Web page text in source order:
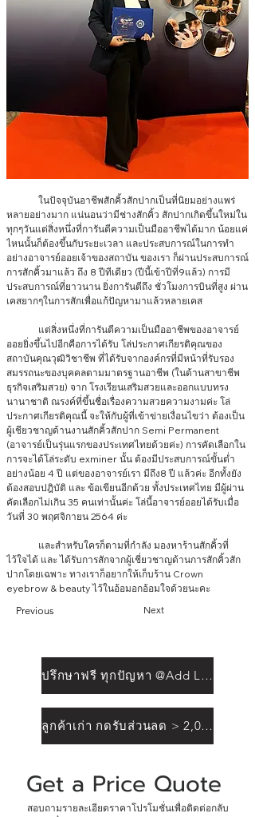
หลายอย่างมาก แน่นอนว่ามีช่างสักคิ้ว สักปากเกิดขึ้นใหม่ใน
ทุกๆวันแต่สิ่งหนึ่งที่การันตีความเป็นมืออาชีพได้มาก น้อยแค่
ไหนนั้นก็ต้องขึ้นกับระยะเวลา และประสบการณ์ในการทำ
อย่างอาจารย์ออยเจ้าของสถาบัน ของเรา ก็ผ่านประสบการณ์
การสักคิ้วมาแล้ว ถึง 8 ปีทีเดียว (ปีนี้เข้าปีที่9แล้ว) การมี
ประสบการณ์ที่ยาวนาน ยิ่งการันตีถึง ชั่วโมงการบินที่สูง ผ่าน
เคสยากๆในการสักเพื่อแก้ปัญหามาแล้วหลายเคส
ออยยิ่งขึ้นไปอีกคือการได้รับ โล่ประกาศเกียรติคุณของ
สถาบันคุณวุฒิวิชาชีพ ที่ได้รับจากองค์กรที่มีหน้าที่รับรอง
สมรรถนะของบุคคลตามมาตรฐานอาชีพ (ในด้านสาขาชีพ
ธุรกิจเสริมสวย) จาก โรงเรียนเสริมสวยและออกแบบทรง
นานาชาติ ณรงค์ที่ขึ้นชื่อเรื่องความสวยความงามค่ะ โล่
ประกาศเกียรติคุณนี้ จะให้กับผู้ที่เข้าข่ายเงื่อนไขว่า ต้องเป็น
ผู้เชียวชาญด้านงานสักคิ้วสักปาก Semi Permanent
(อาจารย์เป็นรุ่นแรกของประเทศไทยด้วยค่ะ) การคัดเลือกใน
การจะได้โล่ระดับ exminer นั้น ต้องมีประสบการณ์ขั้นต่ำ
อย่างน้อย 4 ปี แต่ของอาจารย์เรา มีถึง8 ปี แล้วค่ะ อีกทั้งยัง
ต้องสอบปฎิบัติ และ ข้อเขียนอีกด้วย ทั้งประเทศไทย มีผู้ผ่าน
คัดเลือกไม่เกิน 35 คนเท่านั้นค่ะ โล่นี้อาจารย์ออยได้รับเมื่อ
วันที่ 30 พฤศจิกายน 2564 ค่ะ
ไว้ใจได้ และ ได้รับการสักจากผู้เชี่ยวชาญด้านการสักคิ้วสัก
ปากโดยเฉพาะ ทางเราก็อยากให้เก็บร้าน Crown
eyebrow & beauty ไว้ในอ้อมอกอ้อมใจด้วยนะคะ
Previous
Next
ปรึกษาฟรี ทุกปัญหา @Add Line
ลูกค้าเก่า กดรับส่วนลด > 2,000฿
สอบถามรายละเอียดราคาโปรโมชั่นเพื่อติดต่อกลับ